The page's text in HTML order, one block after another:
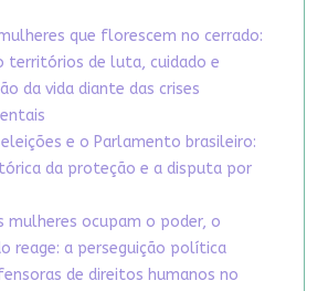
que florescem no cerrado:
territórios de luta, cuidado e
da vida diante das crises
e o Parlamento brasileiro:
da proteção e a disputa por
mulheres ocupam o poder, o
reage: a perseguição política
de direitos humanos no